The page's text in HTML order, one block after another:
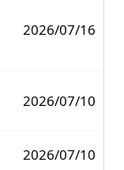
2026/07/16
2026/07/10
2026/07/10